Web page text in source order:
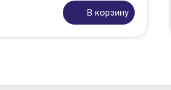
В корзину